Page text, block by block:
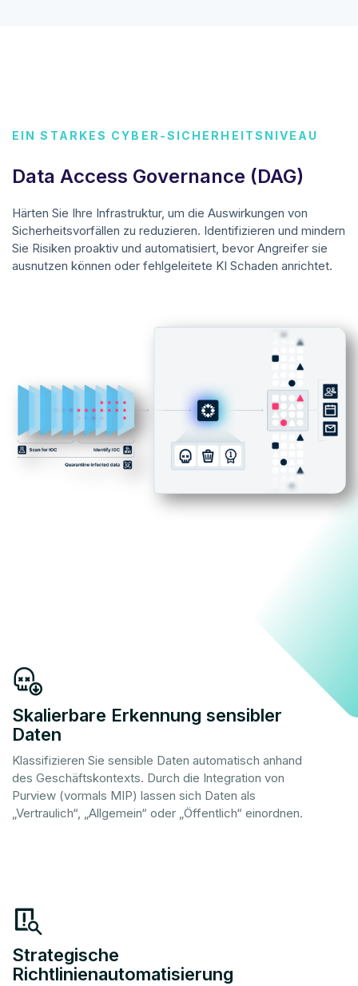
EIN STARKES CYBER-SICHERHEITSNIVEAU
Data Access Governance (DAG)
Härten Sie Ihre Infrastruktur, um die Auswirkungen von
Sicherheitsvorfällen zu reduzieren. Identifizieren und mindern
Sie Risiken proaktiv und automatisiert, bevor Angreifer sie
ausnutzen können oder fehlgeleitete KI Schaden anrichtet.
Skalierbare Erkennung sensibler
Daten
Klassifizieren Sie sensible Daten automatisch anhand
des Geschäftskontexts. Durch die Integration von
Purview (vormals MIP) lassen sich Daten als
„Vertraulich“, „Allgemein“ oder „Öffentlich“ einordnen.
Strategische
Richtlinienautomatisierung